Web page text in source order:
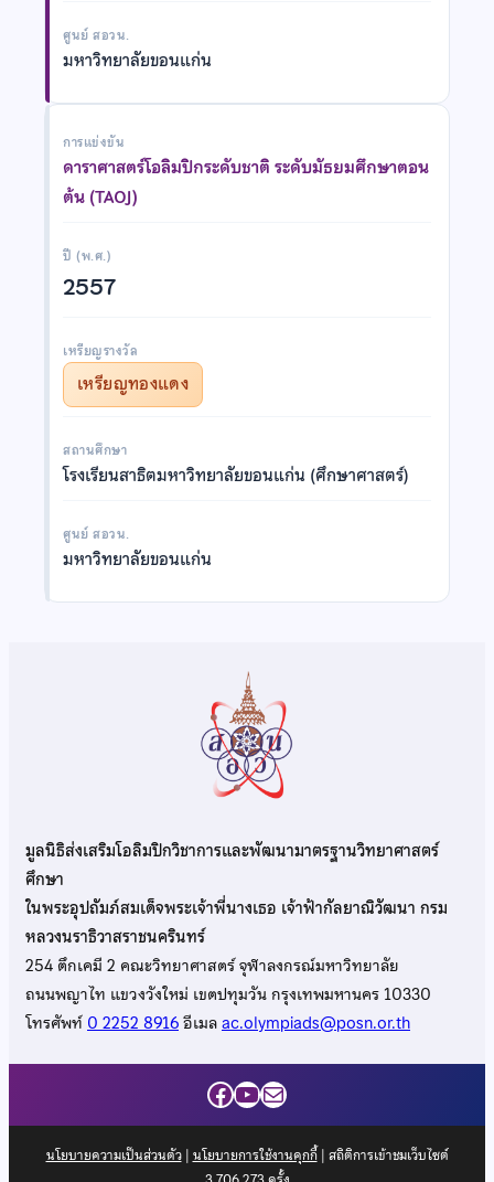
ศูนย์ สอวน.
มหาวิทยาลัยขอนแก่น
การแข่งขัน
ดาราศาสตร์โอลิมปิกระดับชาติ ระดับมัธยมศึกษาตอน
ต้น (TAOJ)
ปี (พ.ศ.)
2557
เหรียญรางวัล
เหรียญทองแดง
สถานศึกษา
โรงเรียนสาธิตมหาวิทยาลัยขอนแก่น (ศึกษาศาสตร์)
ศูนย์ สอวน.
มหาวิทยาลัยขอนแก่น
มูลนิธิส่งเสริมโอลิมปิกวิชาการและพัฒนามาตรฐานวิทยาศาสตร์
ศึกษา
ในพระอุปถัมภ์สมเด็จพระเจ้าพี่นางเธอ เจ้าฟ้ากัลยาณิวัฒนา กรม
หลวงนราธิวาสราชนครินทร์
254 ตึกเคมี 2 คณะวิทยาศาสตร์ จุฬาลงกรณ์มหาวิทยาลัย
ถนนพญาไท แขวงวังใหม่ เขตปทุมวัน กรุงเทพมหานคร 10330
โทรศัพท์0 2252 8916อีเมลac.olympiads@posn.or.th
Facebook
YouTube
Mail
นโยบายความเป็นส่วนตัว| นโยบายการใช้งานคุกกี้| สถิติการเข้าชมเว็บไซต์